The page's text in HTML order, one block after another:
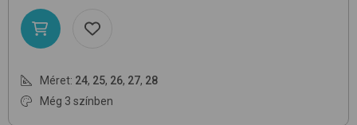
Méret: 24, 25, 26, 27, 28
Még 3 színben